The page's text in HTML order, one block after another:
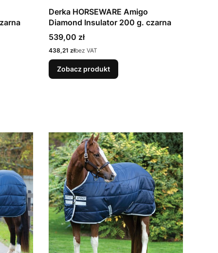
Derka HORSEWARE Amigo
Diamond Insulator 200 g. czarna
Cena
539,00 zł
Cena
438,21 złbez VAT
Zobacz produkt